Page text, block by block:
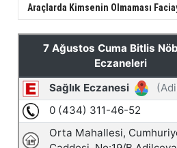
Araçlarda Kimsenin Olmaması